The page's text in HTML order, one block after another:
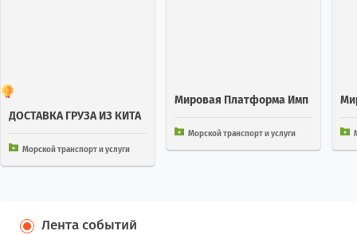
ДОСТАВКА ГРУЗА ИЗ КИТА
МПМорской транспорт и услуги
Мировая Платформа Имп
Морской транспорт и услуги
Лента событий